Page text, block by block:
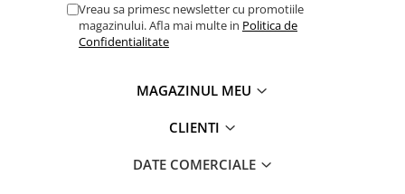
Vreau sa primesc newsletter cu promotiile
magazinului. Afla mai multe in Politica de
Confidentialitate
MAGAZINUL MEU
CLIENTI
DATE COMERCIALE